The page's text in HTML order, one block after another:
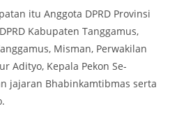
itu Anggota DPRD Provinsi
Kabupaten Tanggamus,
Misman, Perwakilan
Adityo, Kepala Pekon Se-
jajaran Bhabinkamtibmas serta